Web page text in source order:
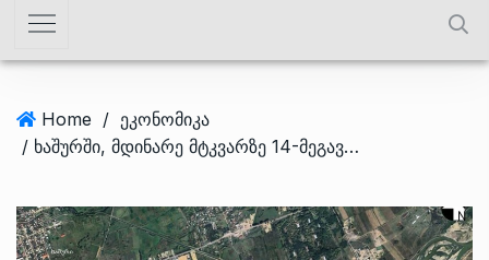
Home / ეკონომიკა
/ ხაშურში, მდინარე მტკვარზე 14-მეგავატიანი ჰესის მშენებლობა იგეგმება